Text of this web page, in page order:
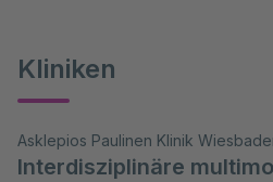
Kliniken
Asklepios Paulinen Klinik
Interdisziplinäre